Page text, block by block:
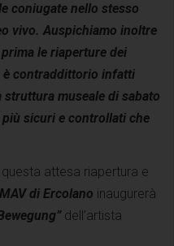
coniugate nello stesso
vivo. Auspichiamo inoltre
le riaperture dei
è contraddittorio infatti
museale di sabato
sicuri e controllati che
attesa riapertura e
di Ercolano inaugurerà
dell’artista